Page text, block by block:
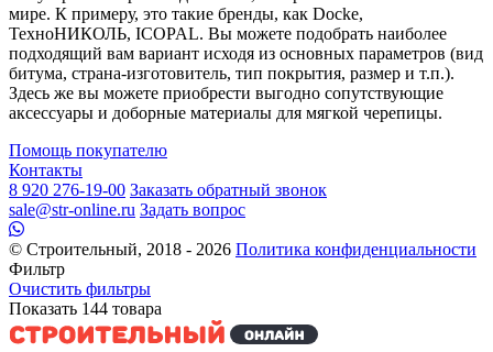
мире. К примеру, это такие бренды, как Docke,
ТехноНИКОЛЬ, ICOPAL. Вы можете подобрать наиболее
подходящий вам вариант исходя из основных параметров (вид
битума, страна-изготовитель, тип покрытия, размер и т.п.).
Здесь же вы можете приобрести выгодно сопутствующие
аксессуары и доборные материалы для мягкой черепицы.
Помощь покупателю
Контакты
8 920 276-19-00 Заказать обратный звонок
sale@str-online.ru Задать вопрос
© Строительный, 2018 - 2026 Политика конфиденциальности
Фильтр
Очистить фильтры
Показать 144 товара